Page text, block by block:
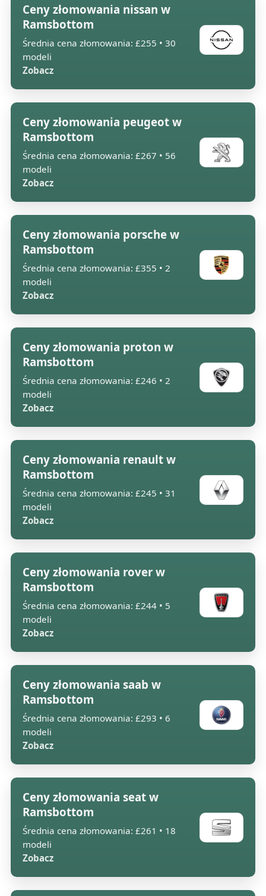
Ceny złomowania nissan w
Ramsbottom
Średnia cena złomowania: £255 • 30
modeli
Zobacz
Ceny złomowania peugeot w
Ramsbottom
Średnia cena złomowania: £267 • 56
modeli
Zobacz
Ceny złomowania porsche w
Ramsbottom
Średnia cena złomowania: £355 • 2
modeli
Zobacz
Ceny złomowania proton w
Ramsbottom
Średnia cena złomowania: £246 • 2
modeli
Zobacz
Ceny złomowania renault w
Ramsbottom
Średnia cena złomowania: £245 • 31
modeli
Zobacz
Ceny złomowania rover w
Ramsbottom
Średnia cena złomowania: £244 • 5
modeli
Zobacz
Ceny złomowania saab w
Ramsbottom
Średnia cena złomowania: £293 • 6
modeli
Zobacz
Ceny złomowania seat w
Ramsbottom
Średnia cena złomowania: £261 • 18
modeli
Zobacz